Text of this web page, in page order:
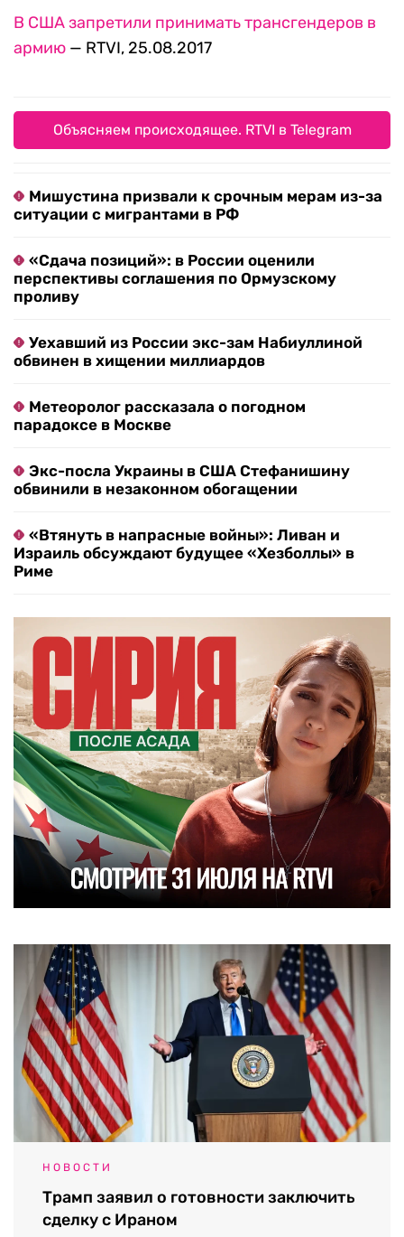
В США запретили принимать трансгендеров в
армию — RTVI, 25.08.2017
Объясняем происходящее. RTVI в Telegram
Мишустина призвали к срочным мерам из-за
ситуации с мигрантами в РФ
«Сдача позиций»: в России оценили
перспективы соглашения по Ормузскому
проливу
Уехавший из России экс-зам Набиуллиной
обвинен в хищении миллиардов
Метеоролог рассказала о погодном
парадоксе в Москве
Экс-посла Украины в США Стефанишину
обвинили в незаконном обогащении
«Втянуть в напрасные войны»: Ливан и
Израиль обсуждают будущее «Хезболлы» в
Риме
НОВОСТИ
Трамп заявил о готовности заключить
сделку с Ираном